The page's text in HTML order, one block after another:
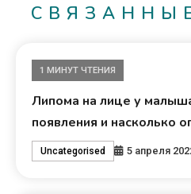
1 МИНУТ ЧТЕНИЯ
Липома на лице у
появления и насколько
Uncategorised 5 апреля